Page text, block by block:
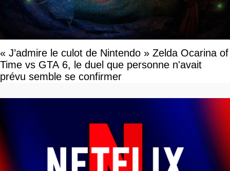
« J’admire le culot de Nintendo » Zelda Ocarina of
Time vs GTA 6, le duel que personne n'avait
prévu semble se confirmer